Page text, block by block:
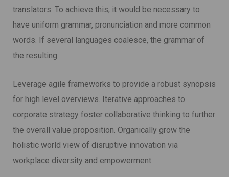
translators. To achieve this, it would be necessary to
have uniform grammar, pronunciation and more common
words. If several languages coalesce, the grammar of
the resulting.
Leverage agile frameworks to provide a robust synopsis
for high level overviews. Iterative approaches to
corporate strategy foster collaborative thinking to further
the overall value proposition. Organically grow the
holistic world view of disruptive innovation via
workplace diversity and empowerment.